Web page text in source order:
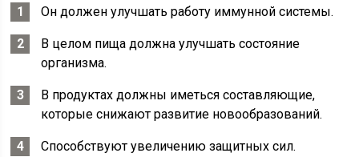
Он должен улучшать работу иммунной системы.
В целом пища должна улучшать состояние
организма.
В продуктах должны иметься составляющие,
которые снижают развитие новообразований.
Способствуют увеличению защитных сил.